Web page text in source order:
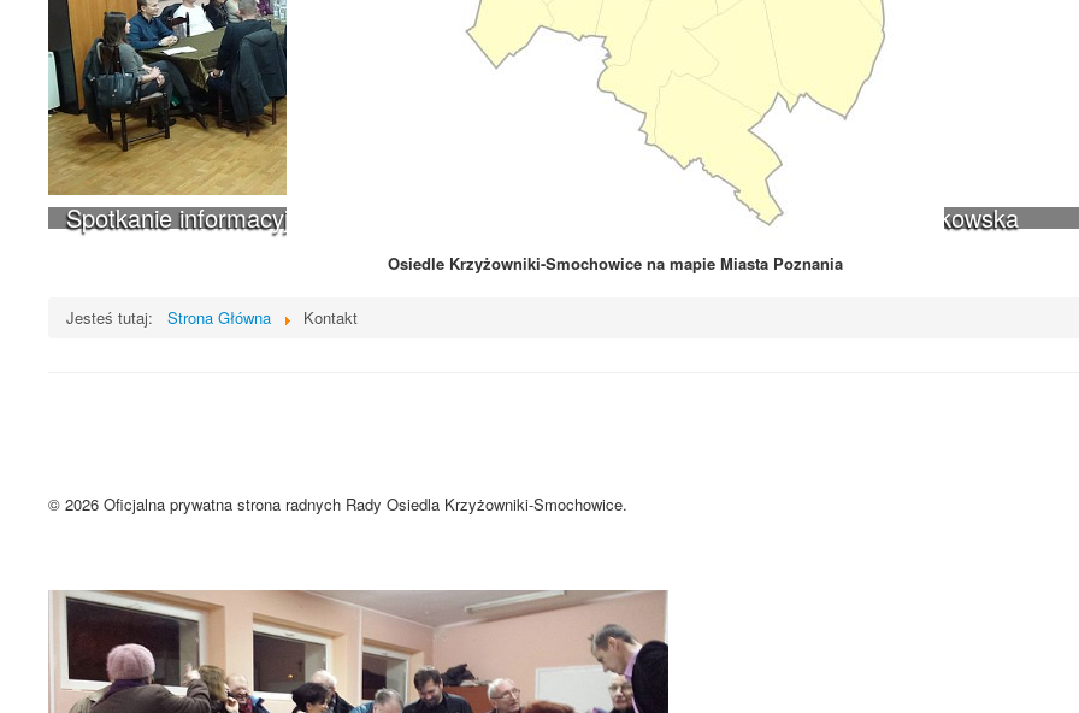
Spotkanie informacyjne w sprawie budowy ulic Łebska, Łagowska, Kociewska, Żukowska
Osiedle Krzyżowniki-Smochowice na mapie Miasta Poznania
Jesteś tutaj: Strona Główna Kontakt
© 2026 Oficjalna prywatna strona radnych Rady Osiedla Krzyżowniki-Smochowice.